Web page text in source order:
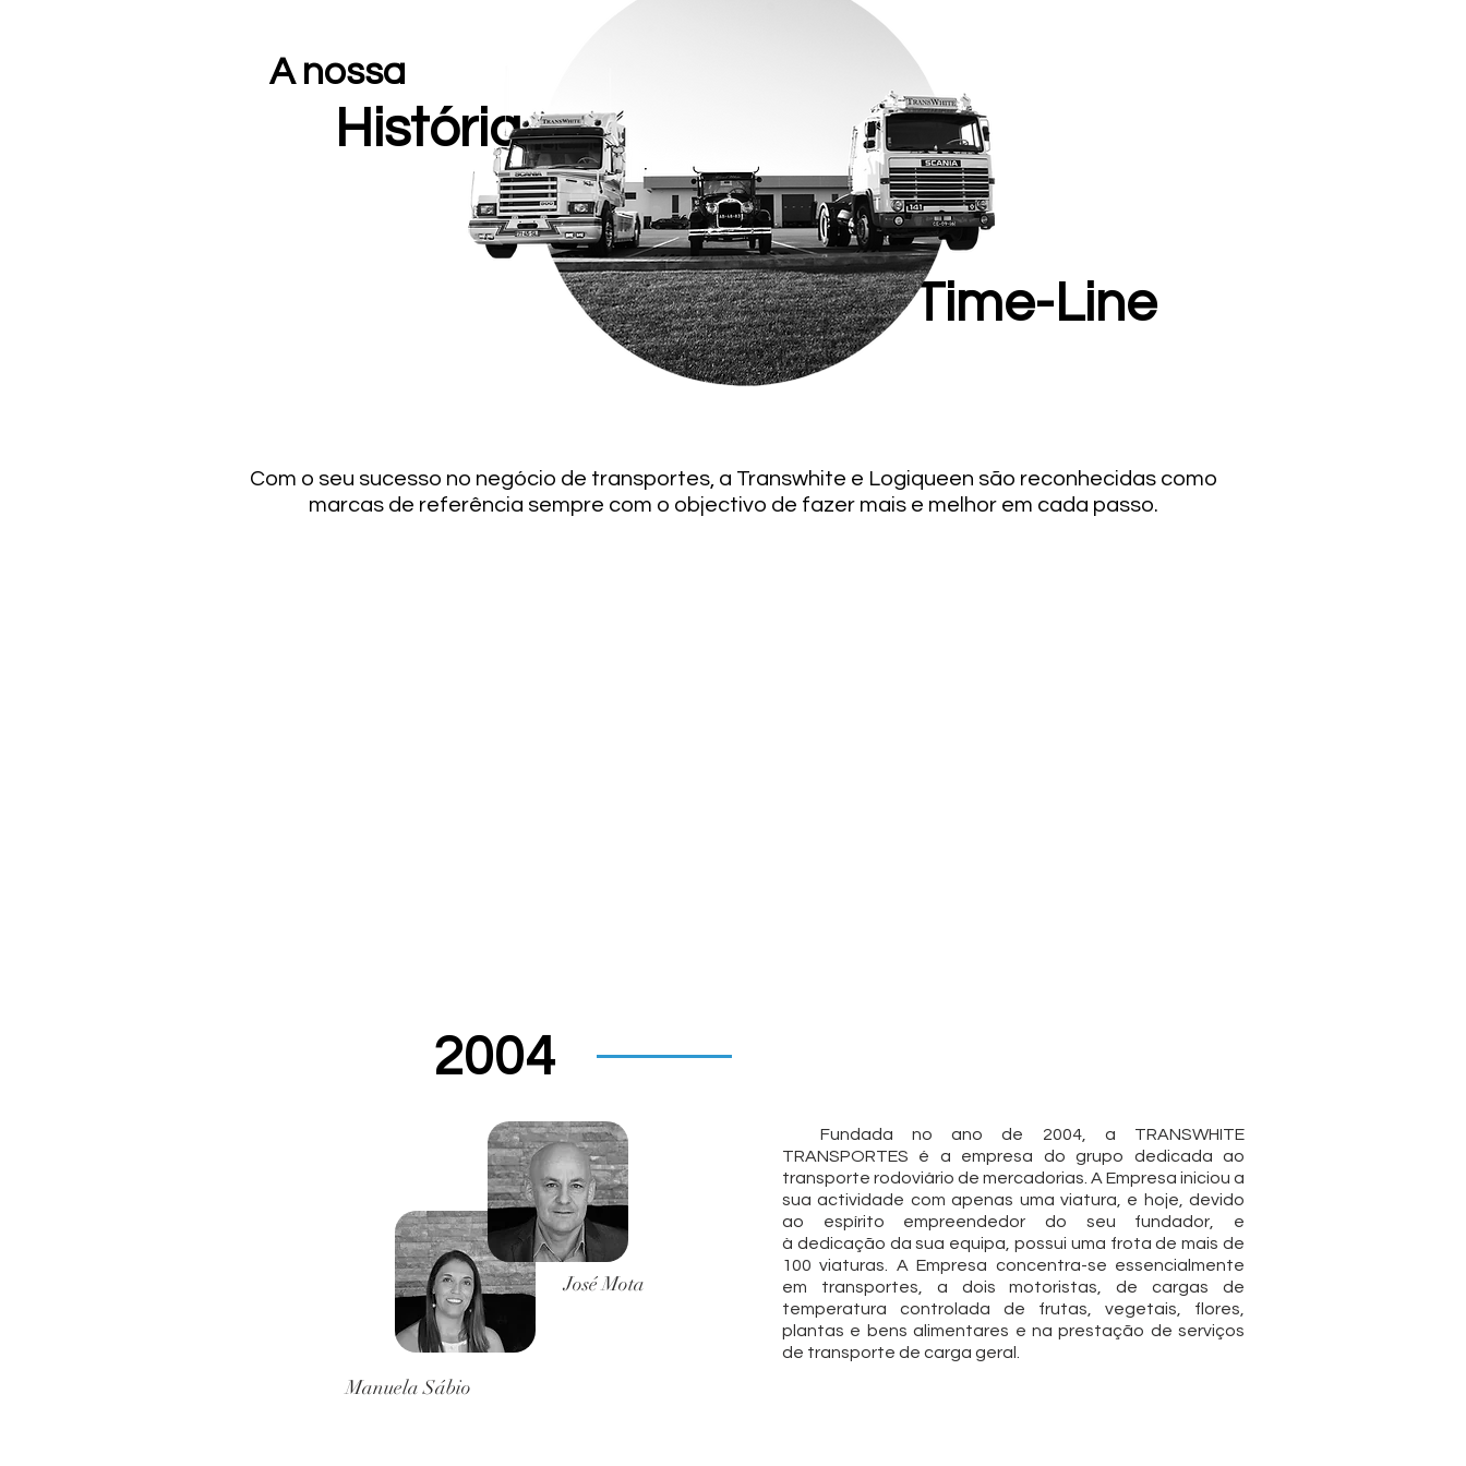
Time-Line
História
A nossa
Com o seu sucesso no negócio de transportes, a Transwhite e Logiqueen são reconhecidas como
marcas de referência sempre com o objectivo de fazer mais e melhor em cada passo.
2004
José Mota
Manuela Sábio
Fundada no ano de 2004, a TRANSWHITE
TRANSPORTES é a empresa do grupo dedicada ao
transporte rodoviário de mercadorias. A Empresa iniciou a
sua actividade com apenas uma viatura, e hoje, devido
ao espírito empreendedor do seu fundador, e
à dedicação da sua equipa, possui uma frota de mais de
100 viaturas. A Empresa concentra-se essencialmente
em transportes, a dois motoristas, de cargas de
temperatura controlada de frutas, vegetais, flores,
plantas e bens alimentares e na prestação de serviços
de transporte de carga geral.